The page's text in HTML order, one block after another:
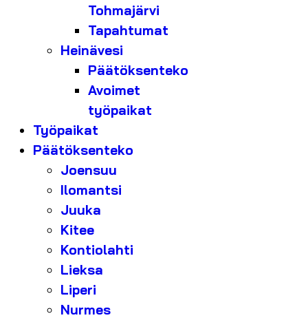
Tohmajärvi
Tapahtumat
Heinävesi
Päätöksenteko
Avoimet
työpaikat
Työpaikat
Päätöksenteko
Joensuu
Ilomantsi
Juuka
Kitee
Kontiolahti
Lieksa
Liperi
Nurmes